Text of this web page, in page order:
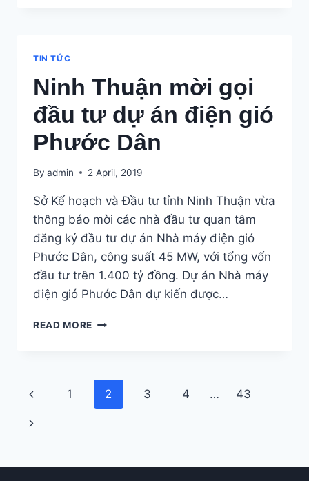
TUABIN
V150-
4,2
MW
ĐẦU
TIÊN
TẠI
VIỆT
NAM
TIN TỨC
Ninh Thuận mời gọi
đầu tư dự án điện gió
Phước Dân
By admin 2 April, 2019
Sở Kế hoạch và Đầu tư tỉnh Ninh Thuận vừa
thông báo mời các nhà đầu tư quan tâm
đăng ký đầu tư dự án Nhà máy điện gió
Phước Dân, công suất 45 MW, với tổng vốn
đầu tư trên 1.400 tỷ đồng. Dự án Nhà máy
điện gió Phước Dân dự kiến được…
READ MORE NINH
ĐẦU
TƯ
DỰ
PHƯỚC
Page
navigation
Previous
Page
1 2 3 4 … 43
Next